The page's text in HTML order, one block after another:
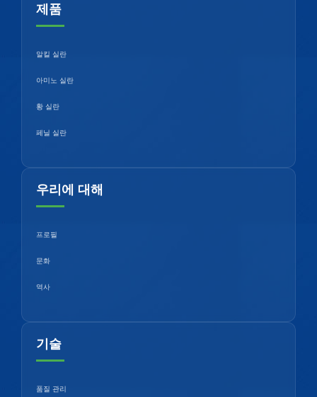
제품
알킬 실란
아미노 실란
황 실란
페닐 실란
우리에 대해
프로필
문화
역사
기술
품질 관리